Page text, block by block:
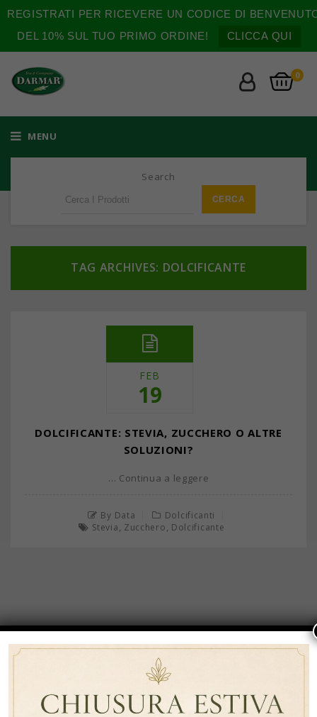
REGISTRATI PER RICEVERE UN CODICE DI
DEL 10% SUL TUO PRIMO ORDINE!
CLICCA QUI
0
MENU
Search
TAG ARCHIVES: DOLCIFICANTE
FEB
19
DOLCIFICANTE: STEVIA, ZUCCHERO O ALTRE
SOLUZIONI?
… Continua a leggere
By Data
Dolcificanti
Stevia, Zucchero, Dolcificante